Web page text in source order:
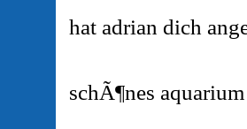
hat adrian dich
schÃ¶nes